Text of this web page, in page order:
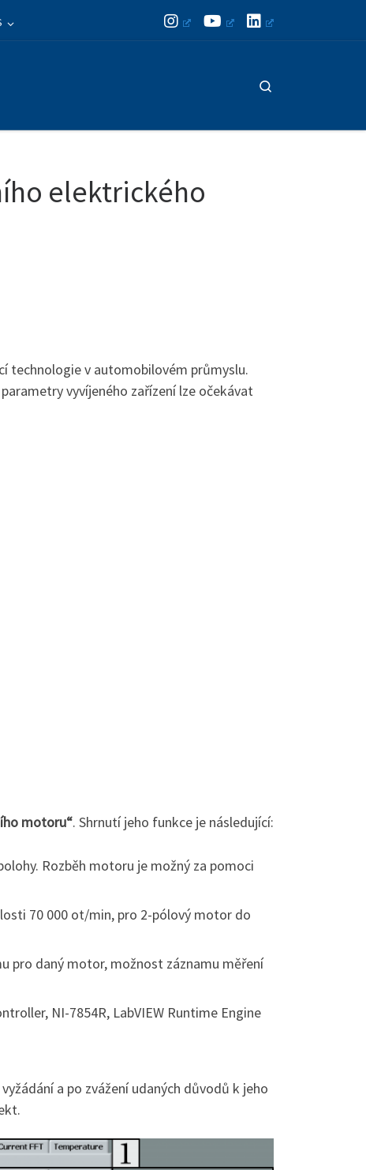
elektrického
technologie v automobilovém průmyslu.
vyvíjeného zařízení lze očekávat
motoru“. Shrnutí jeho funkce je následující:
Rozběh motoru je možný za pomoci
70 000 ot/min, pro 2-pólový motor do
pro daný motor, možnost záznamu měření
NI-7854R, LabVIEW Runtime Engine
a po zvážení udaných důvodů k jeho